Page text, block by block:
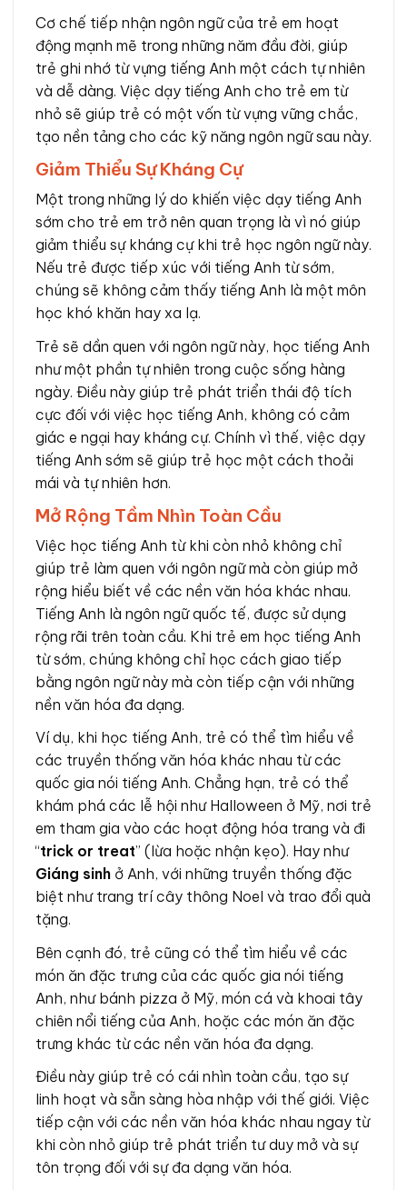
Cơ chế tiếp nhận ngôn ngữ của trẻ em hoạt
động mạnh mẽ trong những năm đầu đời, giúp
trẻ ghi nhớ từ vựng tiếng Anh một cách tự nhiên
và dễ dàng. Việc dạy tiếng Anh cho trẻ em từ
nhỏ sẽ giúp trẻ có một vốn từ vựng vững chắc,
tạo nền tảng cho các kỹ năng ngôn ngữ sau này.
Giảm Thiểu Sự Kháng Cự
Một trong những lý do khiến việc dạy tiếng Anh
sớm cho trẻ em trở nên quan trọng là vì nó giúp
giảm thiểu sự kháng cự khi trẻ học ngôn ngữ này.
Nếu trẻ được tiếp xúc với tiếng Anh từ sớm,
chúng sẽ không cảm thấy tiếng Anh là một môn
học khó khăn hay xa lạ.
Trẻ sẽ dần quen với ngôn ngữ này, học tiếng Anh
như một phần tự nhiên trong cuộc sống hàng
ngày. Điều này giúp trẻ phát triển thái độ tích
cực đối với việc học tiếng Anh, không có cảm
giác e ngại hay kháng cự. Chính vì thế, việc dạy
tiếng Anh sớm sẽ giúp trẻ học một cách thoải
mái và tự nhiên hơn.
Mở Rộng Tầm Nhìn Toàn Cầu
Việc học tiếng Anh từ khi còn nhỏ không chỉ
giúp trẻ làm quen với ngôn ngữ mà còn giúp mở
rộng hiểu biết về các nền văn hóa khác nhau.
Tiếng Anh là ngôn ngữ quốc tế, được sử dụng
rộng rãi trên toàn cầu. Khi trẻ em học tiếng Anh
từ sớm, chúng không chỉ học cách giao tiếp
bằng ngôn ngữ này mà còn tiếp cận với những
nền văn hóa đa dạng.
Ví dụ, khi học tiếng Anh, trẻ có thể tìm hiểu về
các truyền thống văn hóa khác nhau từ các
quốc gia nói tiếng Anh. Chẳng hạn, trẻ có thể
khám phá các lễ hội như Halloween ở Mỹ, nơi trẻ
em tham gia vào các hoạt động hóa trang và đi
“trick or treat” (lừa hoặc nhận kẹo). Hay như
Giáng sinh ở Anh, với những truyền thống đặc
biệt như trang trí cây thông Noel và trao đổi quà
tặng.
Bên cạnh đó, trẻ cũng có thể tìm hiểu về các
món ăn đặc trưng của các quốc gia nói tiếng
Anh, như bánh pizza ở Mỹ, món cá và khoai tây
chiên nổi tiếng của Anh, hoặc các món ăn đặc
trưng khác từ các nền văn hóa đa dạng.
Điều này giúp trẻ có cái nhìn toàn cầu, tạo sự
linh hoạt và sẵn sàng hòa nhập với thế giới. Việc
tiếp cận với các nền văn hóa khác nhau ngay từ
khi còn nhỏ giúp trẻ phát triển tư duy mở và sự
tôn trọng đối với sự đa dạng văn hóa.